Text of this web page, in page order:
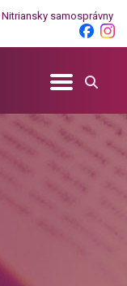
Nitriansky samosprávny